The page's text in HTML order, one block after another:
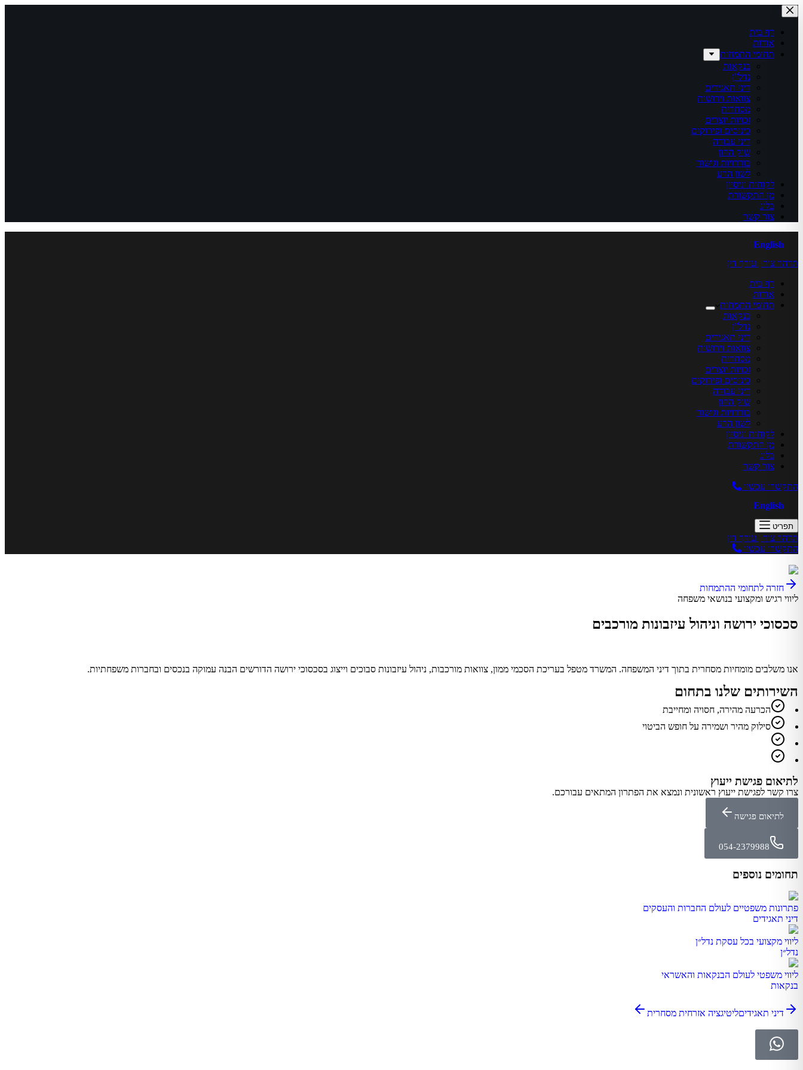
דף בית
אודות
תחומי התמחות
בנקאות
נדל”ן
דיני תאגידים
צוואות וירושות
מסחרית
זכויות יוצרים
כינוסים ופירוקים
דיני עבודה
שוק ההון
בוררויות וגישור
לשון הרע
לקוחות וניסיון
מן התקשורת
בלוג
צור קשר
English
תדהר צור | עורך דין
דף בית
אודות
תחומי התמחות
בנקאות
נדל”ן
דיני תאגידים
צוואות וירושות
מסחרית
זכויות יוצרים
כינוסים ופירוקים
דיני עבודה
שוק ההון
בוררויות וגישור
לשון הרע
לקוחות וניסיון
מן התקשורת
בלוג
צור קשר
התקשרו עכשיו
English
תפריט
תדהר צור | עורך דין
התקשרו עכשיו
חזרה לתחומי ההתמחות
ליווי רגיש ומקצועי בנושאי משפחה
סכסוכי ירושה וניהול עיזבונות מורכבים
אנו משלבים מומחיות מסחרית בתוך דיני המשפחה. המשרד מטפל בעריכת הסכמי ממון, צוואות מורכבות, ניהול עיזבונות סבוכים וייצוג בסכסוכי ירושה הדורשים הבנה עמוקה בנכסים ובחברות משפחתיות.
השירותים שלנו בתחום
הכרעה מהירה, חסויה ומחייבת
סילוק מהיר ושמירה על חופש הביטוי
לתיאום פגישת ייעוץ
צרו קשר לפגישת ייעוץ ראשונית ונמצא את הפתרון המתאים עבורכם.
לתיאום פגישה
054-2379988
תחומים נוספים
פתרונות משפטיים לעולם החברות והעסקים
דיני תאגידים
ליווי מקצועי בכל עסקת נדל״ן
נדל״ן
ליווי משפטי לעולם הבנקאות והאשראי
בנקאות
דיני תאגידיםליטיגציה אזרחית מסחרית